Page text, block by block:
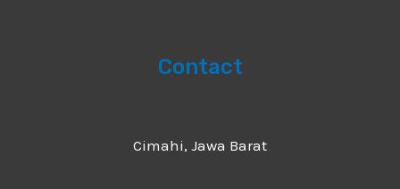
Contact
Cimahi, Jawa Barat